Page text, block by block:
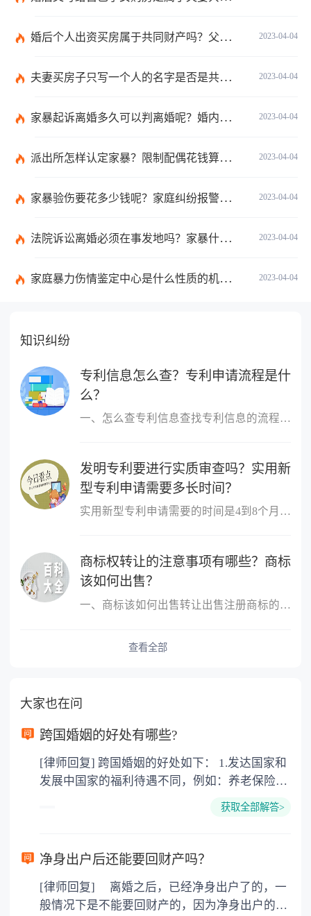
2023-04-04
婚后个人出资买房属于共同财产吗？父母出钱买房登记子女名字是否所有权？
2023-04-04
夫妻买房子只写一个人的名字是否是共同财产？转移共同财产有哪些防止措施？
2023-04-04
家暴起诉离婚多久可以判离婚呢？婚内家暴起诉离婚会判离吗？
2023-04-04
派出所怎样认定家暴？限制配偶花钱算家暴吗？
2023-04-04
家暴验伤要花多少钱呢？家庭纠纷报警会有记录吗？
2023-04-04
法院诉讼离婚必须在事发地吗？家暴什么程度可以判刑呢？
2023-04-04
家庭暴力伤情鉴定中心是什么性质的机构呢？处理家庭暴力的原则有哪些呢？
知识纠纷
专利信息怎么查？专利申请流程是什
么？
一、怎么查专利信息查找专利信息的流程：1 登陆国家知识产权局或中...
发明专利要进行实质审查吗？实用新
型专利申请需要多长时间？
实用新型专利申请需要的时间是4到8个月。实用新型专利申请经初步审...
商标权转让的注意事项有哪些？商标
该如何出售？
一、商标该如何出售转让出售注册商标的，转让人和受让人应当签订转...
查看全部
大家也在问
跨国婚姻的好处有哪些?
[律师回复] 跨国婚姻的好处如下： 1.发达国家和
发展中国家的福利待遇不同，例如：养老保险
看具体国家和具体城市。 2.西方文化不同。男性
四德，相对还有女权主义，对女权的保护。例
如：女性在怀孕和哺乳期所在单位的裁员受保
获取全部解答>
净身出户后还能要回财产吗？
[律师回复] 离婚之后，已经净身出户了的，一
般情况下是不能要回财产的，因为净身出户的一